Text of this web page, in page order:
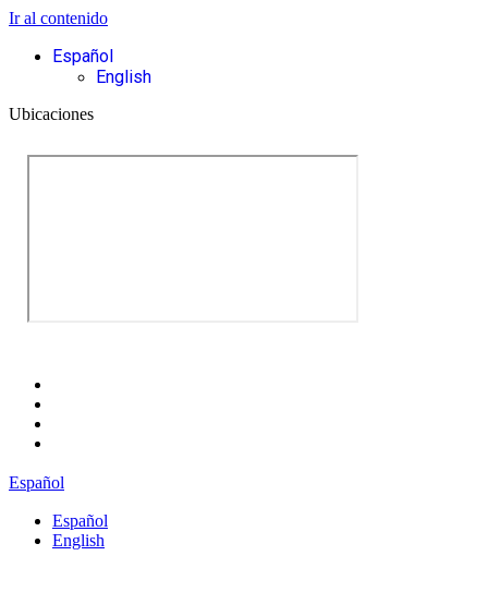
Ir al contenido
Español
English
Ubicaciones
Español
Español
English